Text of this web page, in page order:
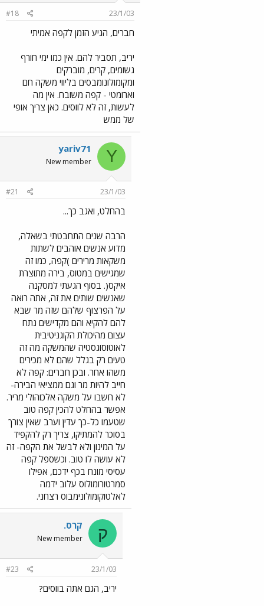
23/1/03
#18
חברים, הגיע הזמן לקפה אמיתי
יריב, תסביר להם. אין כמו ימי חורף
גשומים, קרים, מוברקים
ומקומולונומבסים בליווי משקה חם
וארומטי - קפה משובח. אין מה
לעשות, זה לא לווסים. כאן צריך אופי
של ממש
Y
yariv71
New member
23/1/03
#21
בהחלט, ואגב כך...
הרבה שנים התחבטתי בשאלה,
מדוע אנשים אוהבים לשתות
משקאות מרירים )קפה, כמו זה
שמגישים במטוס, בירה מתוצרת
איקס(. בסוף הגעתי למסקנה
שאנשים שותים את זה, אתה רואה
על הפרצוף שלהם שזה מר שבא
להם להקיא והם מקדישים נתח
עצום מהיכולת הקוגניטיבית
לאוטוסוגסטיה שהמשקה מה זה
טעים רק בגלל שהם לא מכירים
משהו אחר. ובכן חברים: קפה לא
חייב להיות מר וגם ממציאי הבירה-
לא חשבו על משקה אלכוהולי מריר.
אפשר בהחלט להכין קפה טוב
שטעמו כל-כך עדין וערב שאין צורך
בסוכר להמתיקו, צריך רק להקפיד
על המינון ולא לבשל את הקפה- זה
לא עושה לו טוב. וכשספל קפה
עסיסי מונח בכף ידכם, אפילו
סמרטורומולוס עלוב ידמה
לאלטוקומולונימבוס רצחני.
ק קרס.
New member
23/1/03
#23
יריב, הגם אתה בווסים?